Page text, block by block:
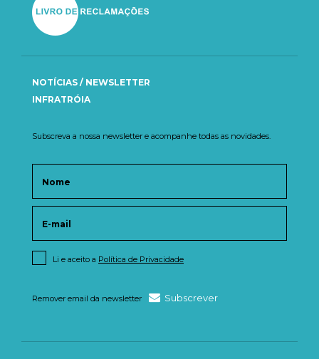
NOTÍCIAS / NEWSLETTER
INFRATRÓIA
Subscreva a nossa newsletter e acompanhe todas as novidades.
Li e aceito a Política de Privacidade
Remover email da newsletter Subscrever